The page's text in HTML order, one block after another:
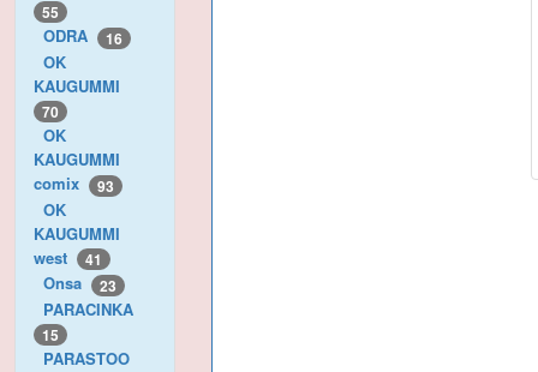
55
ODRA 16
OK
KAUGUMMI
70
OK
KAUGUMMI
comix
93
OK
KAUGUMMI
west
41
Onsa 23
PARACINKA
15
PARASTOO